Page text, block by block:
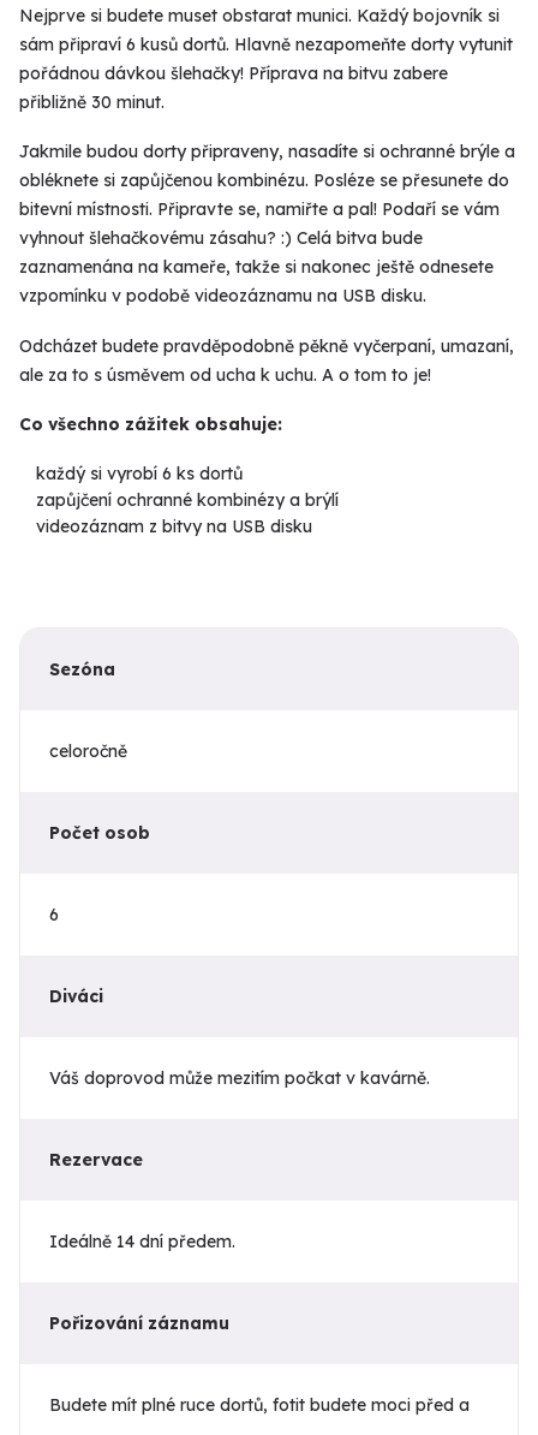
Nejprve si budete muset obstarat munici. Každý bojovník si
sám připraví 6 kusů dortů. Hlavně nezapomeňte dorty vytunit
pořádnou dávkou šlehačky! Příprava na bitvu zabere
přibližně 30 minut.
Jakmile budou dorty připraveny, nasadíte si ochranné brýle a
obléknete si zapůjčenou kombinézu. Posléze se přesunete do
bitevní místnosti. Připravte se, namiřte a pal! Podaří se vám
vyhnout šlehačkovému zásahu? :) Celá bitva bude
zaznamenána na kameře, takže si nakonec ještě odnesete
vzpomínku v podobě videozáznamu na USB disku.
Odcházet budete pravděpodobně pěkně vyčerpaní, umazaní,
ale za to s úsměvem od ucha k uchu. A o tom to je!
Co všechno zážitek obsahuje:
každý si vyrobí 6 ks dortů
zapůjčení ochranné kombinézy a brýlí
videozáznam z bitvy na USB disku
Sezóna
celoročně
Počet osob
6
Diváci
Váš doprovod může mezitím počkat v kavárně.
Rezervace
Ideálně 14 dní předem.
Pořizování záznamu
Budete mít plné ruce dortů, fotit budete moci před a